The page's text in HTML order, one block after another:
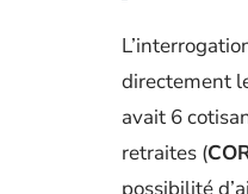
directement
avait 6
retraites (